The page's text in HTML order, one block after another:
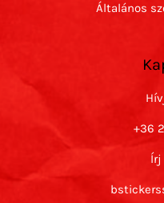
Általános
+36
Írj